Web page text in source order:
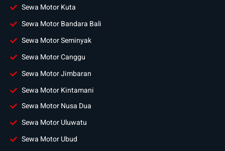
Sewa Motor Kuta
Sewa Motor Bandara Bali
Sewa Motor Seminyak
Sewa Motor Canggu
Sewa Motor Jimbaran
Sewa Motor Kintamani
Sewa Motor Nusa Dua
Sewa Motor Uluwatu
Sewa Motor Ubud